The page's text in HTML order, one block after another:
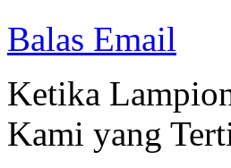
Balas Email
Ketika
Kami yang